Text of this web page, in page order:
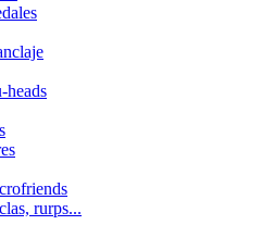
heads
rurps...